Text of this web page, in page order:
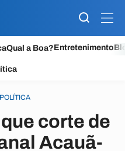
Qual a Boa?Entretenimento
corte de
Acauã-